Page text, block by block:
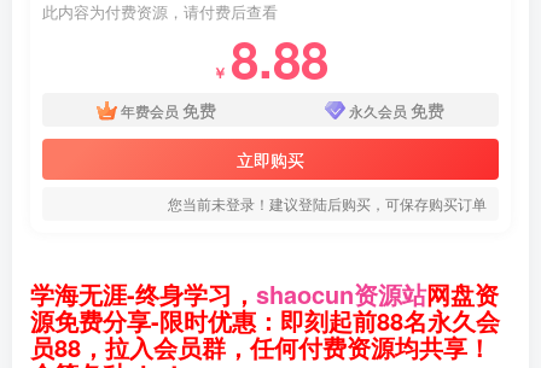
此内容为付费资源，请付费后查看
￥ 8.88
年费会员 免费 永久会员 免费
立即购买
您当前未登录！建议登陆后购买，可保存购买订单
学海无涯-终身学习， shaocun资源站网盘资
源免费分享-限时优惠：即刻起前88名永久会
员88，拉入会员群，任何付费资源均共享！